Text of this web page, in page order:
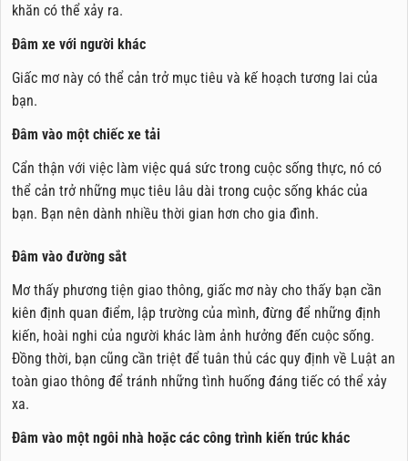
khăn có thể xảy ra.
Đâm xe với người khác
Giấc mơ này có thể cản trở mục tiêu và kế hoạch tương lai của
bạn.
Đâm vào một chiếc xe tải
Cẩn thận với việc làm việc quá sức trong cuộc sống thực, nó có
thể cản trở những mục tiêu lâu dài trong cuộc sống khác của
bạn. Bạn nên dành nhiều thời gian hơn cho gia đình.
Đâm vào đường sắt
Mơ thấy phương tiện giao thông, giấc mơ này cho thấy bạn cần
kiên định quan điểm, lập trường của mình, đừng để những định
kiến, hoài nghi của người khác làm ảnh hưởng đến cuộc sống.
Đồng thời, bạn cũng cần triệt để tuân thủ các quy định về Luật an
toàn giao thông để tránh những tình huống đáng tiếc có thể xảy
xa.
Đâm vào một ngôi nhà hoặc các công trình kiến trúc khác